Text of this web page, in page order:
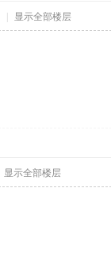
显示全部楼层
显示全部楼层